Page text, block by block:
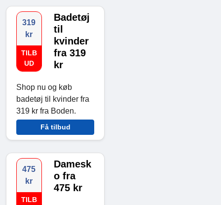
319
kr
TILB
UD
Badetøj
til
kvinder
fra 319
kr
Shop nu og køb
badetøj til kvinder fra
319 kr fra Boden.
Få tilbud
475
kr
TILB
Damesk
o fra
475 kr